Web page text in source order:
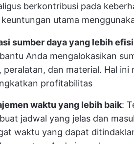
berkontribusi pada
keuntungan utama
sumber daya yang lebih
Anda mengalokasikan
peralatan, dan material. Hal
profitabilitas
waktu yang lebih baik:
jadwal yang jelas dan
waktu yang dapat